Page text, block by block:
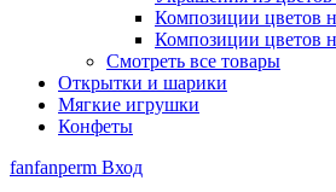
Композиции цветов
Композиции цветов
Смотреть все товары
Открытки и шарики
Мягкие игрушки
Конфеты
fanfanperm Вход